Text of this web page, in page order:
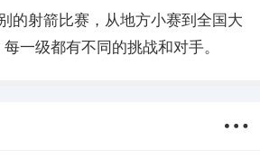
射箭比赛，从地方小赛到全国大
一级都有不同的挑战和对手。